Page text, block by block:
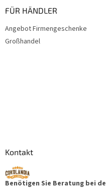
FÜR HÄNDLER
Angebot Firmengeschenke
Großhandel
Kontakt
Benötigen Sie Beratung bei